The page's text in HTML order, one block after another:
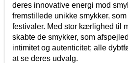
deres innovative energi mod
fremstillede unikke smykker,
festivaler. Med stor kærlighed til
skabte de smykker, som
intimitet og autenticitet; alle
at se deres udvalg.